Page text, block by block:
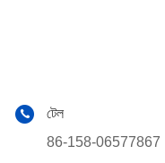
টেল
86-158-06577867